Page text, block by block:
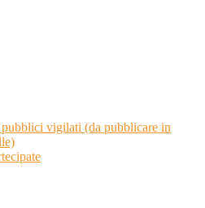
vigilati (da pubblicare in